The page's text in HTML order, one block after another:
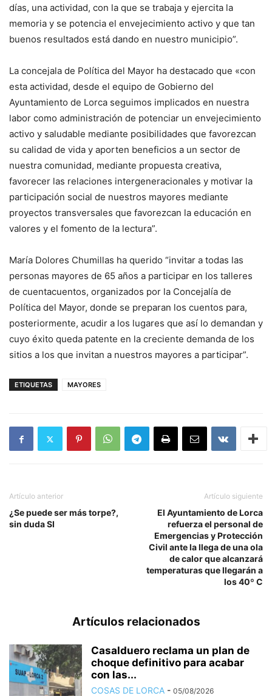
días, una actividad, con la que se trabaja y ejercita la
memoria y se potencia el envejecimiento activo y que tan
buenos resultados está dando en nuestro municipio”.
La concejala de Política del Mayor ha destacado que «con
esta actividad, desde el equipo de Gobierno del
Ayuntamiento de Lorca seguimos implicados en nuestra
labor como administración de potenciar un envejecimiento
activo y saludable mediante posibilidades que favorezcan
su calidad de vida y aporten beneficios a un sector de
nuestra comunidad, mediante propuesta creativa,
favorecer las relaciones intergeneracionales y motivar la
participación social de nuestros mayores mediante
proyectos transversales que favorezcan la educación en
valores y el fomento de la lectura”.
María Dolores Chumillas ha querido “invitar a todas las
personas mayores de 65 años a participar en los talleres
de cuentacuentos, organizados por la Concejalía de
Política del Mayor, donde se preparan los cuentos para,
posteriormente, acudir a los lugares que así lo demandan y
cuyo éxito queda patente en la creciente demanda de los
sitios a los que invitan a nuestros mayores a participar”.
ETIQUETAS MAYORES
Artículo anterior
¿Se puede ser más torpe?,
sin duda SI
Artículo siguiente
El Ayuntamiento de Lorca
refuerza el personal de
Emergencias y Protección
Civil ante la llega de una ola
de calor que alcanzará
temperaturas que llegarán a
los 40º C
Artículos relacionados
Casalduero reclama un plan de
choque definitivo para acabar
con las...
COSAS DE LORCA - 05/08/2026